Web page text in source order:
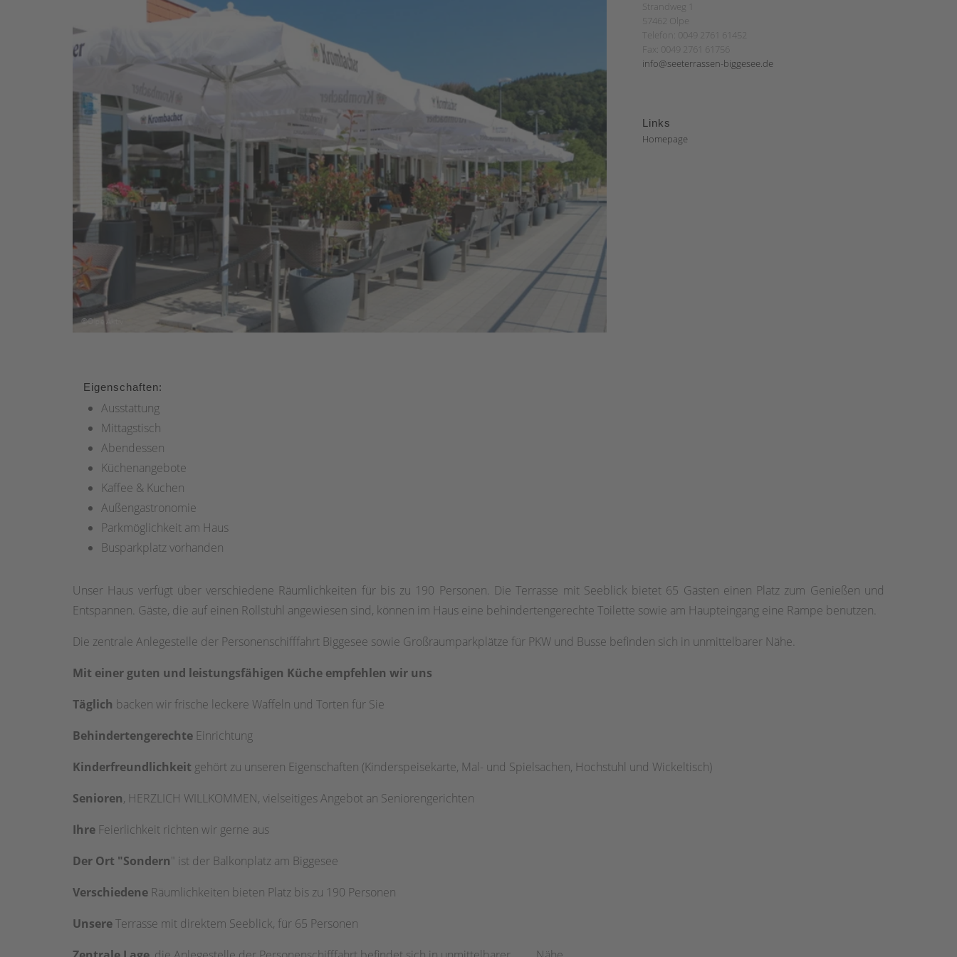
Strandweg 1
57462 Olpe
Telefon: 0049 2761 61452
Fax: 0049 2761 61756
info@seeterrassen-biggesee.de
Links
Homepage
Eigenschaften:
Ausstattung
Mittagstisch
Abendessen
Küchenangebote
Kaffee & Kuchen
Außengastronomie
Parkmöglichkeit am Haus
Busparkplatz vorhanden
Unser Haus verfügt über verschiedene Räumlichkeiten für bis zu 190 Personen. Die Terrasse mit Seeblick bietet 65 Gästen einen Platz zum Genießen und
Entspannen. Gäste, die auf einen Rollstuhl angewiesen sind, können im Haus eine behindertengerechte Toilette sowie am Haupteingang eine Rampe benutzen.
Die zentrale Anlegestelle der Personenschifffahrt Biggesee sowie Großraumparkplätze für PKW und Busse befinden sich in unmittelbarer Nähe.
Mit einer guten und leistungsfähigen Küche empfehlen wir uns
Täglich backen wir frische leckere Waffeln und Torten für Sie
Behindertengerechte Einrichtung
Kinderfreundlichkeit gehört zu unseren Eigenschaften (Kinderspeisekarte, Mal- und Spielsachen, Hochstuhl und Wickeltisch)
Senioren, HERZLICH WILLKOMMEN, vielseitiges Angebot an Seniorengerichten
Ihre Feierlichkeit richten wir gerne aus
Der Ort "Sondern" ist der Balkonplatz am Biggesee
Verschiedene Räumlichkeiten bieten Platz bis zu 190 Personen
UnsereTerrasse mit direktem Seeblick, für 65 Personen